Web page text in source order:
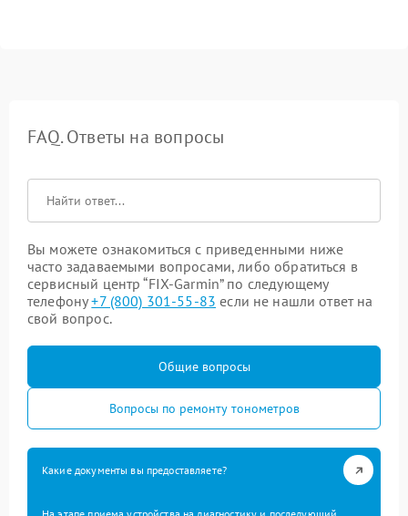
FAQ. Ответы на вопросы
Вы можете ознакомиться с приведенными ниже
часто задаваемыми вопросами, либо обратиться в
сервисный центр “FIX-Garmin” по следующему
телефону+7 (800) 301-55-83 если не нашли ответ на
свой вопрос.
Общие вопросы
Вопросы по ремонту тонометров
Какие документы вы предоставляете?